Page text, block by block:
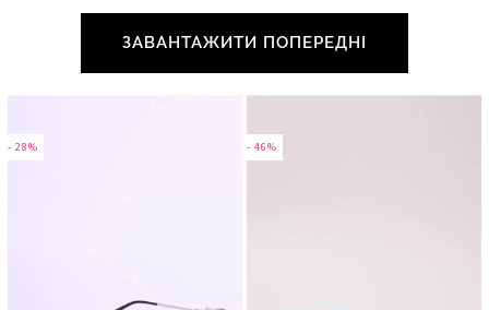
ЗАВАНТАЖИТИ ПОПЕРЕДНІ
- 28% - 46%